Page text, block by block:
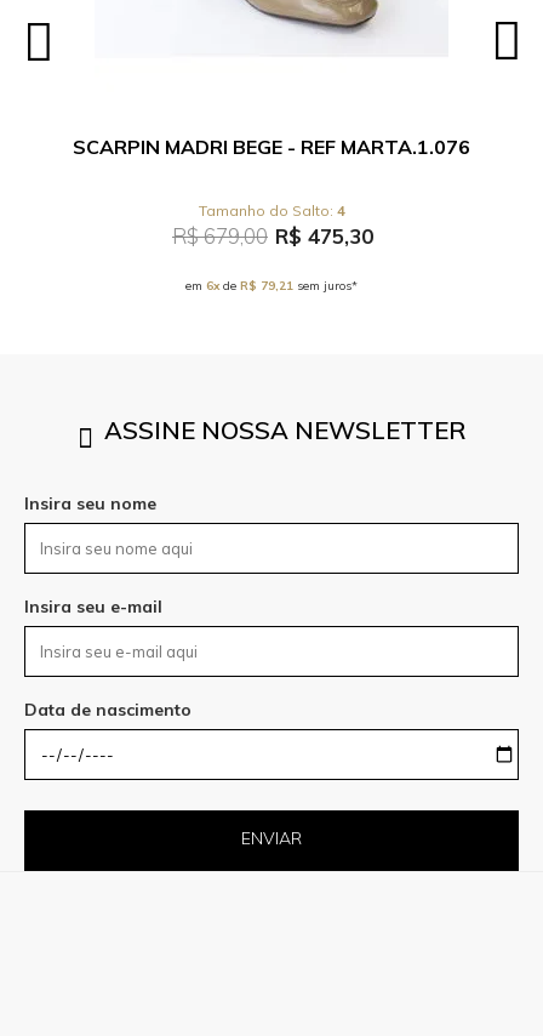
SCARPIN MADRI BEGE - REF MARTA.1.076
4
R$ 679,00 R$ 475,30
em 6xde R$ 79,21 sem juros*
ASSINE NOSSA NEWSLETTER
Insira seu nome
Insira seu e-mail
Data de nascimento
ENVIAR